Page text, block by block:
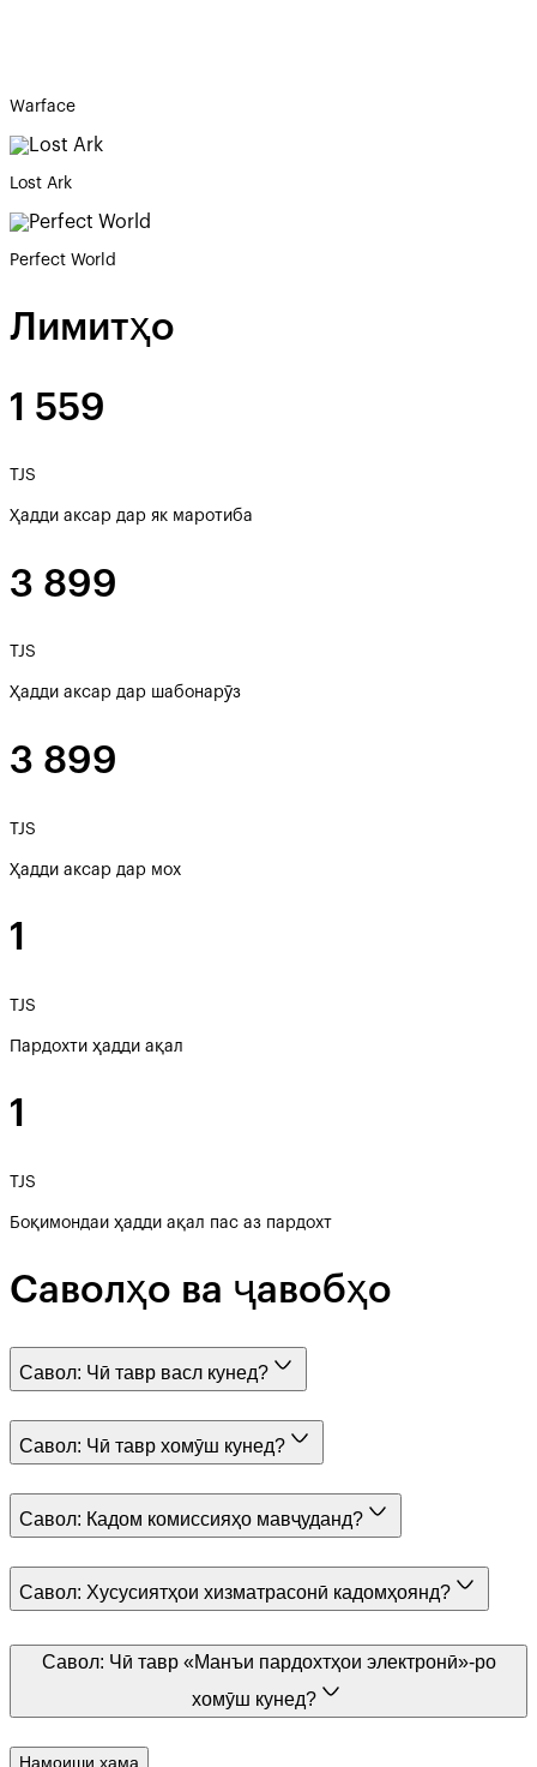
Warface
Lost Ark
Perfect World
Лимитҳо
1 559
TJS
Ҳадди аксар дар як маротиба
3 899
TJS
Ҳадди аксар дар шабонарӯз
3 899
TJS
Ҳадди аксар дар мох
1
TJS
Пардохти ҳадди ақал
1
TJS
Боқимондаи ҳадди ақал пас аз пардохт
Саволҳо ва ҷавобҳо
Савол: Чӣ тавр васл кунед?
Савол: Чӣ тавр хомӯш кунед?
Савол: Кадом комиссияҳо мавҷуданд?
Савол: Хусусиятҳои хизматрасонӣ кадомҳоянд?
Савол: Чӣ тавр «Манъи пардохтҳои электронӣ»-ро
хомӯш кунед?
Намоиши ҳама